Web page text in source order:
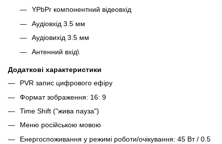
YPbPr компонентний відеовхід
Аудіовхід 3.5 мм
Аудіовихід 3.5 мм
Антенний вхід\
Додаткові характеристики
PVR запис цифрового ефіру
Формат зображення: 16: 9
Time Shift ("жива пауза")
Меню російською мовою
Енергоспоживання у режимі роботи/очікування: 45 Вт / 0.5